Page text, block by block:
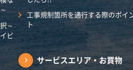
～
ビ
工事規制箇所を通行する際のポイ
ト
サービスエリア・お買物